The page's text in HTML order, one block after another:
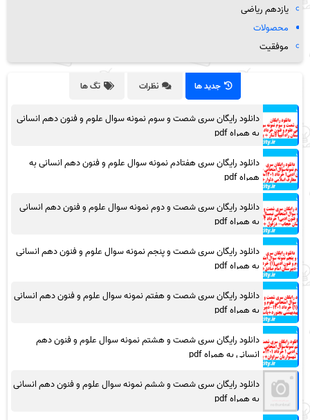
یازدهم ریاضی
محصولات
موفقیت
جدید ها نظرات تگ ها
دانلود رایگان سری شصت و سوم نمونه سوال علوم و فنون دهم انسانی
به همراه pdf
دانلود رایگان سری هفتادم نمونه سوال علوم و فنون دهم انسانی به
همراه pdf
دانلود رایگان سری شصت و دوم نمونه سوال علوم و فنون دهم انسانی
به همراه pdf
دانلود رایگان سری شصت و پنجم نمونه سوال علوم و فنون دهم انسانی
به همراه pdf
دانلود رایگان سری شصت و هفتم نمونه سوال علوم و فنون دهم انسانی
به همراه pdf
دانلود رایگان سری شصت و هشتم نمونه سوال علوم و فنون دهم
انسانی به همراه pdf
دانلود رایگان سری شصت و ششم نمونه سوال علوم و فنون دهم انسانی
به همراه pdf